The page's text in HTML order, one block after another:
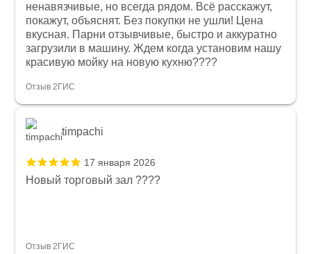
ненавязчивые, но всегда рядом. Всё расскажут,
покажут, объяснят. Без покупки не ушли! Цена
вкусная. Парни отзывчивые, быстро и аккуратно
загрузили в машину. Ждем когда установим нашу
красивую мойку на новую кухню????
Отзыв 2ГИС
timpachi
17 января 2026
Новый торговый зал ????
Отзыв 2ГИС